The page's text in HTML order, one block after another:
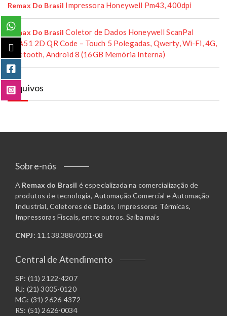
Remax Do Brasil Impressora Honeywell Pm43, 400dpi
Remax Do Brasil Coletor de Dados Honeywell ScanPal
EDA51 2D QR Code – Touch 5 Polegadas, Qwerty, Wi-Fi, 4G,
Bluetooth, Android 8 (16GB Memória Interna)
Arquivos
Sobre-nós
A Remax do Brasil é especializada na comercialização de
produtos de tecnologia, Automação Comercial e Automação
Industrial, Coletores de Dados, Impressoras Térmicas,
Impressoras Fiscais, entre outros.Saiba mais
CNPJ: 11.138.388/0001-08
Central de Atendimento
SP: (11) 2122-4207
RJ: (21) 3005-0120
MG: (31) 2626-4372
RS: (51) 2626-0034